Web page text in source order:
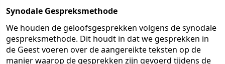
Synodale Gespreksmethode
We houden de geloofsgesprekken volgens de synodale
gespreksmethode. Dit houdt in dat we gesprekken in
de Geest voeren over de aangereikte teksten op de
manier waarop de gesprekken zijn gevoerd tijdens de